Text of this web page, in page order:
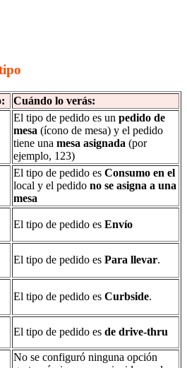
Cuándo lo verás:
El tipo de pedido es un pedido de
mesa (ícono de mesa) y el pedido
tiene una mesa asignada (por
ejemplo, 123)
El tipo de pedido es Consumo en el
local y el pedido no se asigna a una
mesa
El tipo de pedido es Envío
El tipo de pedido es Para llevar.
El tipo de pedido es Curbside.
El tipo de pedido es de drive-thru
No se configuró ninguna opción